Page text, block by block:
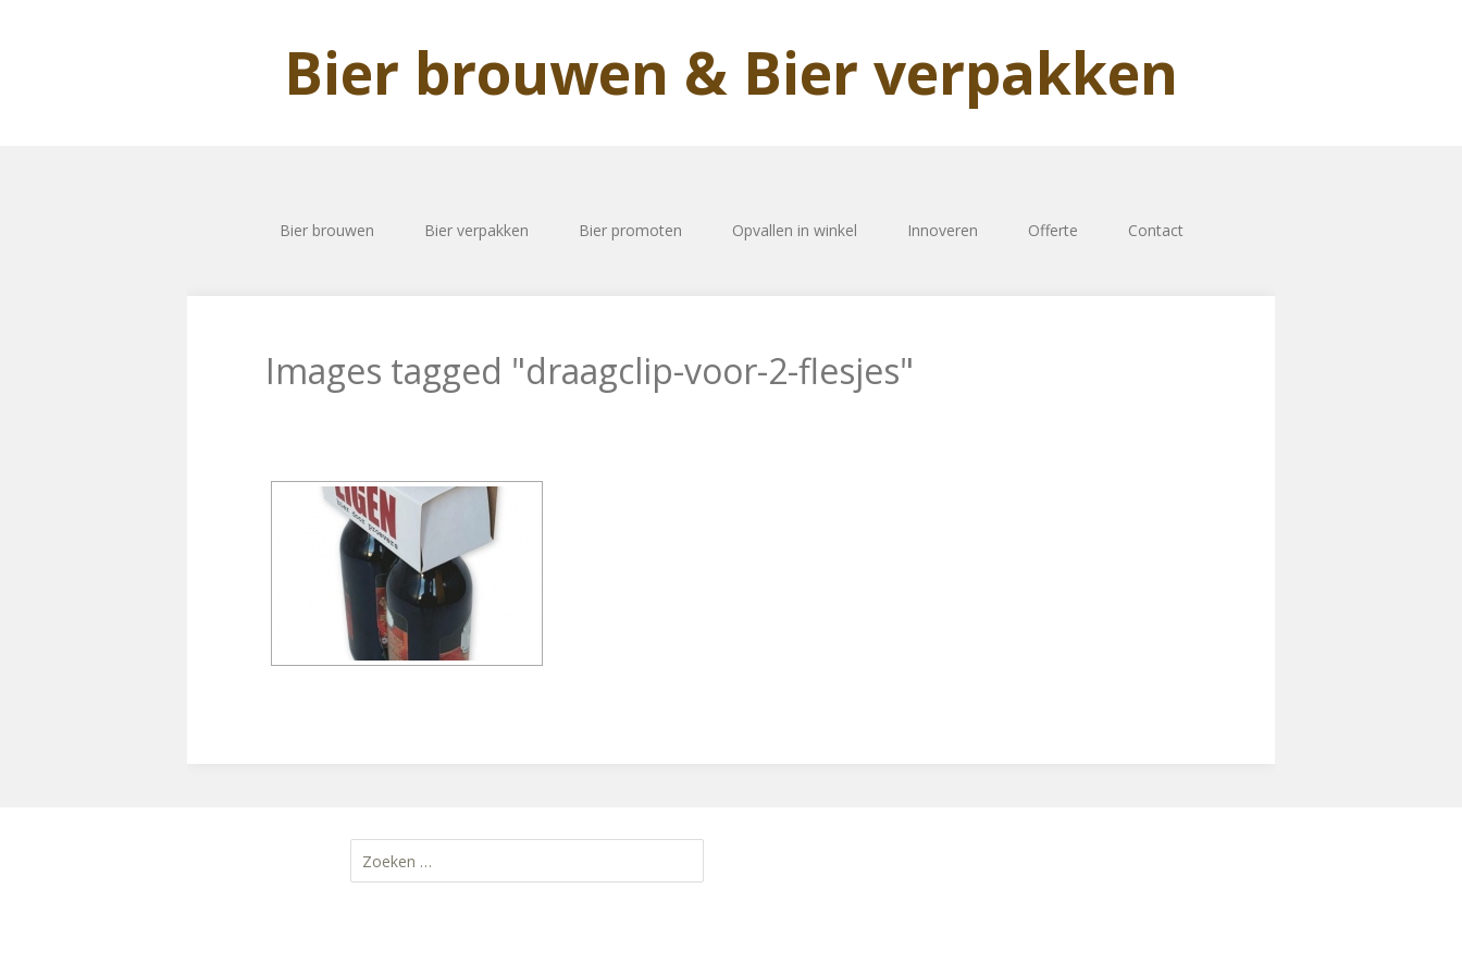
Bier brouwen & Bier verpakken
Bier brouwen Bier verpakken Bier promoten Opvallen in winkel Innoveren Offerte Contact
Images tagged "draagclip-voor-2-flesjes"
Zoeken
naar: